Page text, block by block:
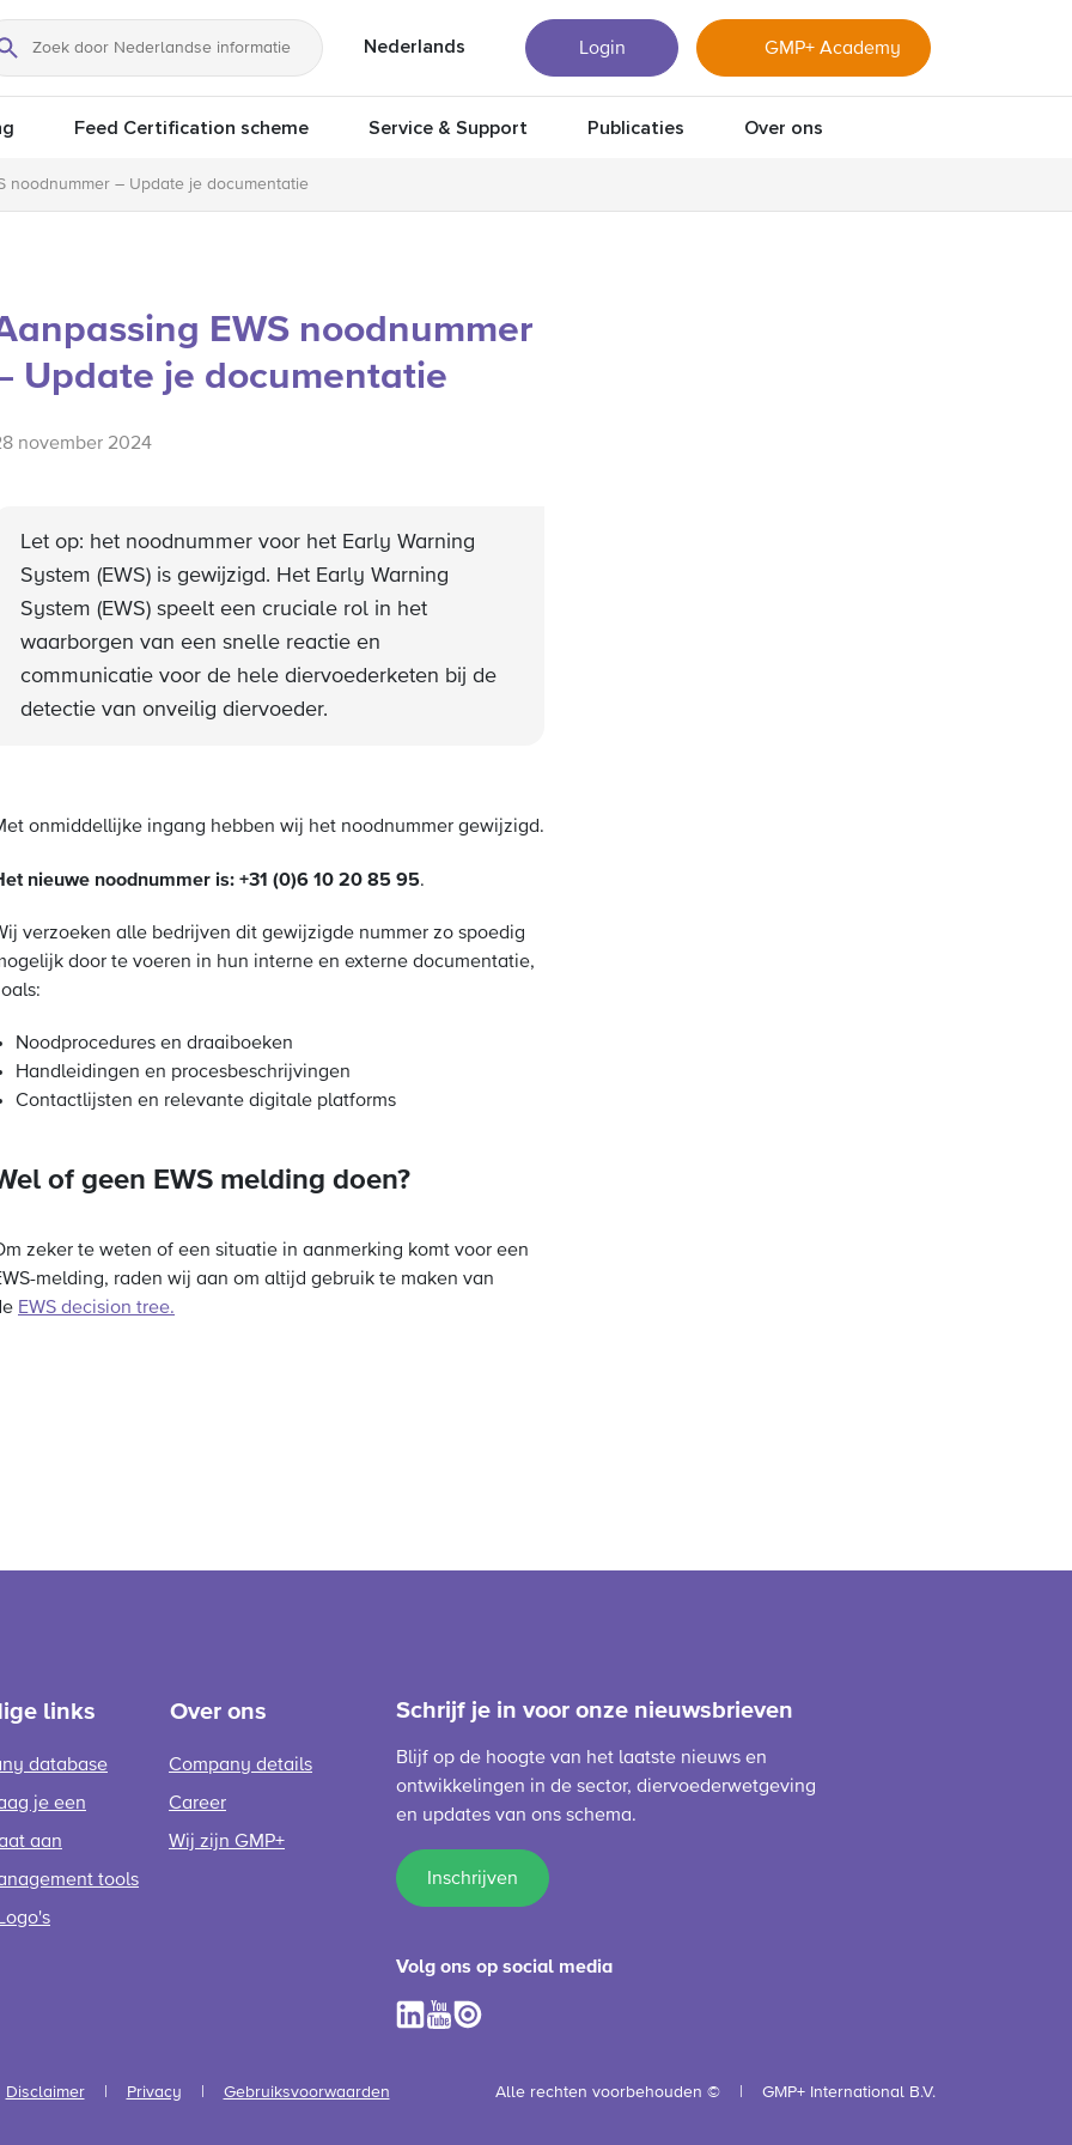
Zoeken
Nederlands Login GMP+ Academy
Feed Certification scheme Service & Support Publicaties Over ons
noodnummer – Update je documentatie
EWS noodnummer
Update je documentatie
november 2024
Let op: het noodnummer voor het Early Warning
System (EWS) is gewijzigd. Het Early Warning
System (EWS) speelt een cruciale rol in het
waarborgen van een snelle reactie en
communicatie voor de hele diervoederketen bij de
detectie van onveilig diervoeder.
onmiddellijke ingang hebben wij het noodnummer gewijzigd.
nieuwe noodnummer is: +31 (0)6 10 20 85 95.
verzoeken alle bedrijven dit gewijzigde nummer zo spoedig
door te voeren in hun interne en externe documentatie,
Noodprocedures en draaiboeken
Handleidingen en procesbeschrijvingen
Contactlijsten en relevante digitale platforms
of geen EWS melding doen?
zeker te weten of een situatie in aanmerking komt voor een
melding, raden wij aan om altijd gebruik te maken van
EWS decision tree.
links
database
je een
aan
tools
Over ons
Company details
Career
Wij zijn GMP+
Schrijf je in voor onze nieuwsbrieven
Blijf op de hoogte van het laatste nieuws en
ontwikkelingen in de sector, diervoederwetgeving
en updates van ons schema.
Inschrijven
Volg ons op social media
Disclaimer Privacy Gebruiksvoorwaarden Alle rechten voorbehouden © GMP+ International B.V.